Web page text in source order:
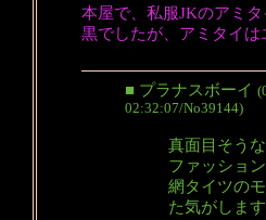
本屋で、私服JKのアミタ
黒でしたが、アミタイは
■ プラナスボーイ
02:32:07/No39144)
真面目そう
ファッショ
網タイツの
た気がします